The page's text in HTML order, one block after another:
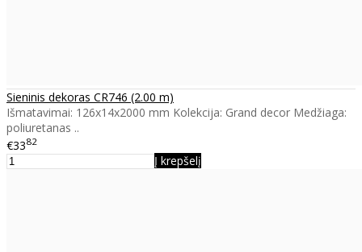
Sieninis dekoras CR746 (2.00 m)
Išmatavimai: 126x14x2000 mm Kolekcija: Grand decor Medžiaga:
poliuretanas ..
€3382
Į krepšelį